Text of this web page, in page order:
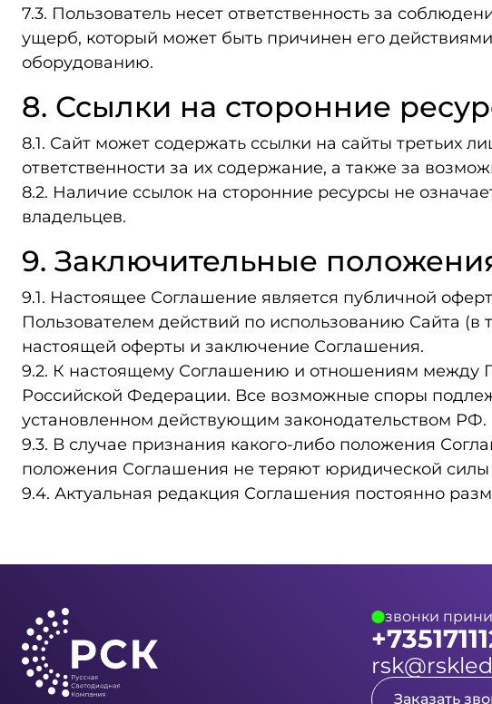
7.3. Пользователь несет ответственность за
ущерб, который может быть причинен его
оборудованию.
8. Ссылки на сторонние
8.1. Сайт может содержать ссылки на сайты третьих
ответственности за их содержание, а также за
8.2. Наличие ссылок на сторонние ресурсы не
владельцев.
9. Заключительные
9.1. Настоящее Соглашение является публичной
Пользователем действий по использованию Сайта (в
настоящей оферты и заключение Соглашения.
9.2. К настоящему Соглашению и отношениям между
Российской Федерации. Все возможные споры
установленном действующим законодательством РФ.
9.3. В случае признания какого‑либо положения
положения Соглашения не теряют юридической
9.4. Актуальная редакция Соглашения постоянно
звонки
Заказать